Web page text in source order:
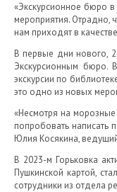
«Экскурсионное бюро
мероприятия. Отрадно,
нам приходят в
В первые дни нового,
Экскурсионным бюро.
экскурсии по
это одно из новых
«Несмотря на
попробовать написать
Юлия Косякина,
В 2023-м Горьковка
Пушкинской картой,
сотрудники из отдела